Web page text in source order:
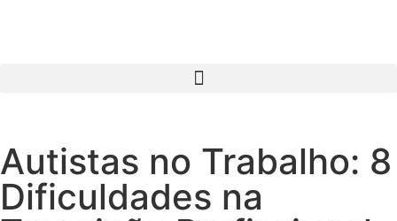
Autistas no Trabalho: 8
Dificuldades na